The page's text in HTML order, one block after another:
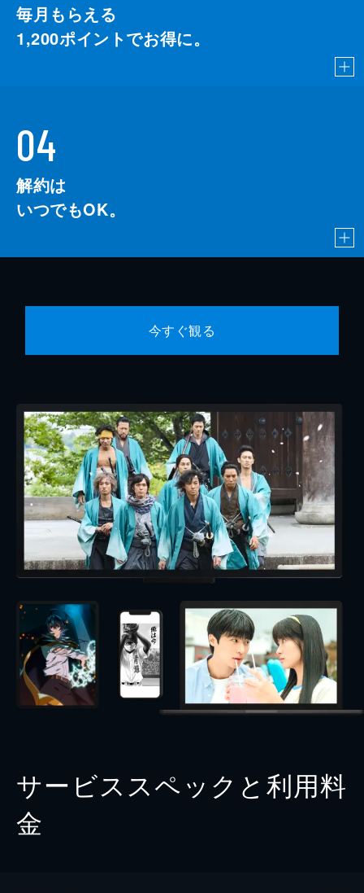
毎月もらえる
1,200ポイントでお得に。
04
解約は
いつでもOK。
今すぐ観る
サービススペックと利用料
金